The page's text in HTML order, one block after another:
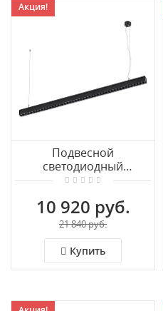
Акция!
Подвесной
светодиодный
светильник NOVOTECH
10 920 руб.
21 840 руб.
Купить